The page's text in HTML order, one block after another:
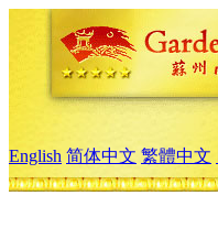
English 简体中文 繁體中文